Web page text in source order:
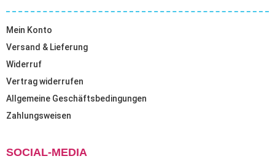
Mein Konto
Versand & Lieferung
Widerruf
Vertrag widerrufen
Allgemeine Geschäftsbedingungen
Zahlungsweisen
SOCIAL-MEDIA